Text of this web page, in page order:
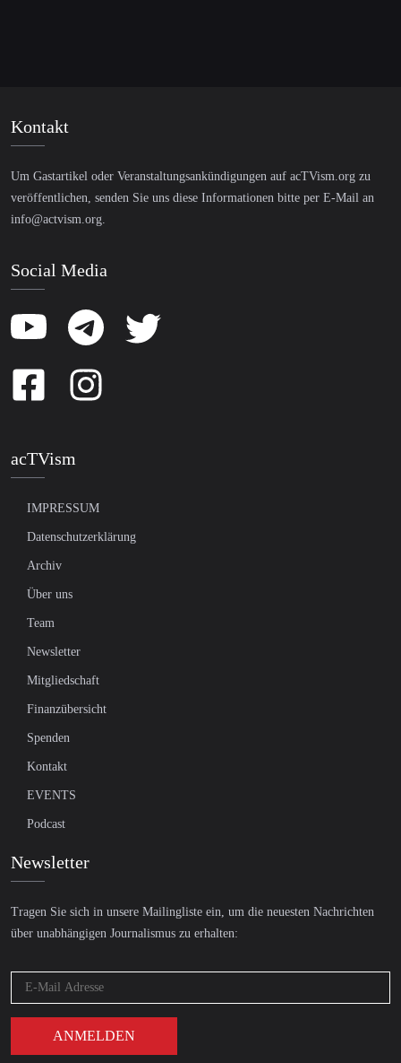
Kontakt
Um Gastartikel oder Veranstaltungsankündigungen auf acTVism.org zu
veröffentlichen, senden Sie uns diese Informationen bitte per E-Mail an
info@actvism.org.
Social Media
acTVism
IMPRESSUM
Datenschutzerklärung
Archiv
Über uns
Team
Newsletter
Mitgliedschaft
Finanzübersicht
Spenden
Kontakt
EVENTS
Podcast
Newsletter
Tragen Sie sich in unsere Mailingliste ein, um die neuesten Nachrichten
über unabhängigen Journalismus zu erhalten: